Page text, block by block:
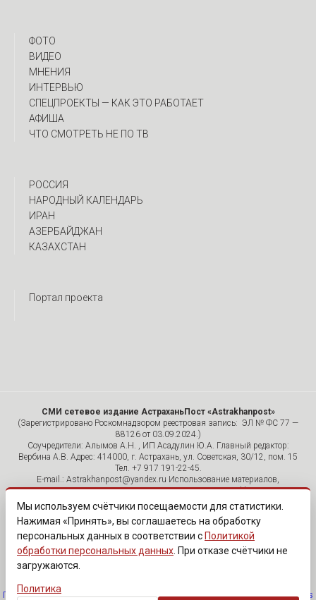
ФОТО
ВИДЕО
МНЕНИЯ
ИНТЕРВЬЮ
CПЕЦПРОЕКТЫ — КАК ЭТО РАБОТАЕТ
АФИША
ЧТО СМОТРЕТЬ НЕ ПО ТВ
РОССИЯ
НАРОДНЫЙ КАЛЕНДАРЬ
ИРАН
АЗЕРБАЙДЖАН
КАЗАХСТАН
Портал проекта
СМИ сетевое издание АстраханьПост «Astrakhanpost»
(Зарегистрировано Роскомнадзором реестровая запись: ЭЛ № ФС 77 —
88126 от 03.09.2024.)
Соучредители: Алымов А.Н. , ИП Асадулин Ю.А. Главный редактор:
Вербина А.В. Адрес: 414000, г. Астрахань, ул. Советская, 30/12, пом. 15
Тел. +7 917 191-22-45.
E-mail.: Astrakhanpost@yandex.ru Использование материалов,
размещенных на страницах сетевого издания «Astrakhanpost»,
допускается исключительно с указанием источника и публикацией
активной гиперссылки на портал Astrakhanpost.ru. Комментарии
читателей сайта размещаются без предварительного редактирования.
Редакция оставляет за собой право удалить их с сайта или
отредактировать, если указанные сообщения нарушают законы РФ.
«САЙТ ПРЕДНАЗНАЧЕН ДЛЯ АУДИТОРИИ 18+»
Политика обработки персональных данных·Изменить согласие на cookies
Мы используем счётчики посещаемости для статистики.
Нажимая «Принять», вы соглашаетесь на обработку
персональных данных в соответствии с Политикой
обработки персональных данных . При отказе счётчики не
загружаются.
Политика